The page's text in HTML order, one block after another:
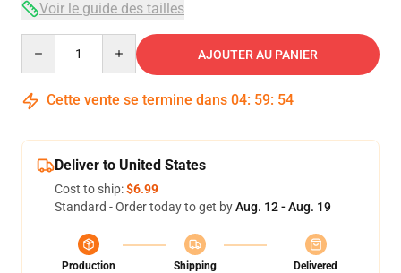
Voir le guide des tailles
AJOUTER AU PANIER
Cette vente se termine dans 04: 59: 53
Deliver to United States
Cost to ship:$6.99
Standard - Order today to get byAug. 12 - Aug. 19
Production
Shipping
Delivered